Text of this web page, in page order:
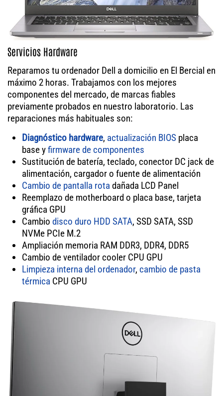
Servicios Hardware
Reparamos tu ordenador Dell a domicilio en El Bercial en
máximo 2 horas. Trabajamos con los mejores
componentes del mercado, de marcas fiables
previamente probados en nuestro laboratorio. Las
reparaciones más habituales son:
Diagnóstico hardware, actualización BIOS placa
base yfirmware de componentes
Sustitución de batería, teclado, conector DC jack de
alimentación, cargador o fuente de alimentación
Cambio de pantalla rota dañada LCD Panel
Reemplazo de motherboard o placa base, tarjeta
gráfica GPU
Cambio disco duro HDD SATA, SSD SATA, SSD
NVMe PCIe M.2
Ampliación memoria RAM DDR3, DDR4, DDR5
Cambio de ventilador cooler CPU GPU
Limpieza interna del ordenador, cambio de pasta
térmica CPU GPU